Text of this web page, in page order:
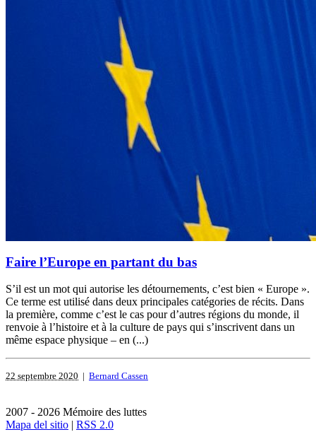
Faire l’Europe en partant du bas
S’il est un mot qui autorise les détournements, c’est bien « Europe ».
Ce terme est utilisé dans deux principales catégories de récits. Dans
la première, comme c’est le cas pour d’autres régions du monde, il
renvoie à l’histoire et à la culture de pays qui s’inscrivent dans un
même espace physique – en (...)
22 septembre 2020 | Bernard Cassen
2007 - 2026 Mémoire des luttes
Mapa del sitio | RSS 2.0